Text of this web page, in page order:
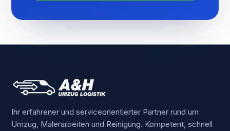
Ihr erfahrener und serviceorientierter Partner rund um
Umzug, Malerarbeiten und Reinigung. Kompetent, schnell